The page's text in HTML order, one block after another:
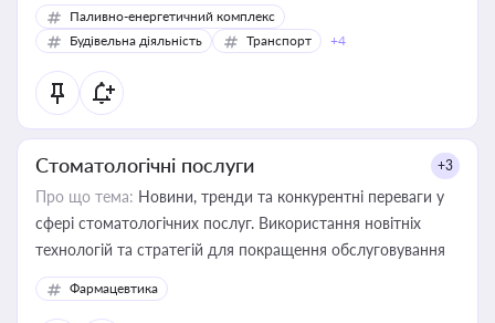
Паливно-енергетичний комплекс
Будівельна діяльність
Транспорт +4
Стоматологічні послуги +3
Про що тема: Новини, тренди та конкурентні переваги у
сфері стоматологічних послуг. Використання новітніх
технологій та стратегій для покращення обслуговування
Фармацевтика